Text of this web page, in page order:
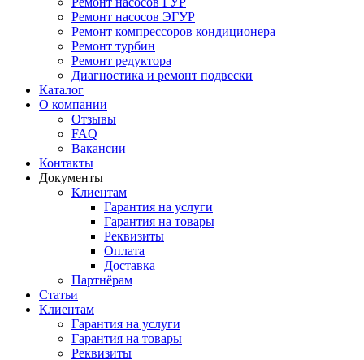
Ремонт насосов ЭГУР
Ремонт компрессоров кондиционера
Ремонт турбин
Ремонт редуктора
Диагностика и ремонт подвески
Каталог
О компании
Отзывы
FAQ
Вакансии
Контакты
Документы
Клиентам
Гарантия на услуги
Гарантия на товары
Реквизиты
Оплата
Доставка
Партнёрам
Статьи
Клиентам
Гарантия на услуги
Гарантия на товары
Реквизиты